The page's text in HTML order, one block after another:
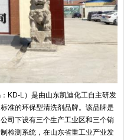
KD-L）是由山东凯迪化工自主研发
准的环保型清洗剂品牌。该品牌是
司下设有三个生产工业区和三个销
检测系统，在山东省重工业产业发